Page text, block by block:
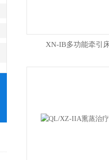
XN-IB多功能牵引